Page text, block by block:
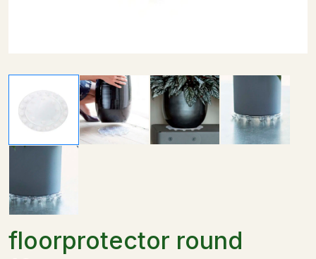
floorprotector round